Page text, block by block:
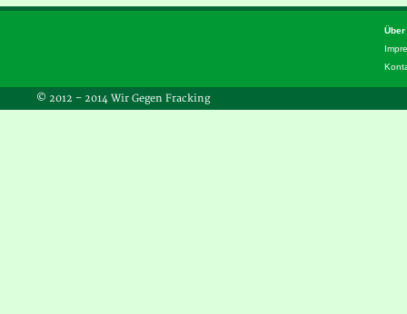
Über
© 2012 – 2014 Wir Gegen Fracking